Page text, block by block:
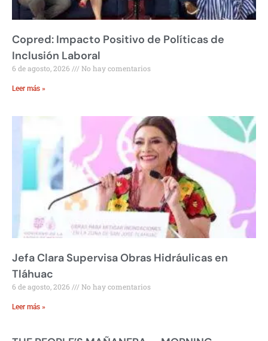
Copred: Impacto Positivo de Políticas de
Inclusión Laboral
6 de agosto, 2026 No hay comentarios
Leer más »
Jefa Clara Supervisa Obras Hidráulicas en
Tláhuac
6 de agosto, 2026 No hay comentarios
Leer más »